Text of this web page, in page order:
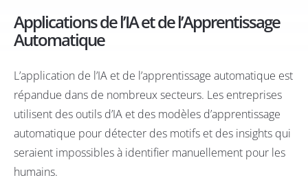
Applications de l’IA et de l’Apprentissage
Automatique
L’application de l’IA et de l’apprentissage automatique est
répandue dans de nombreux secteurs. Les entreprises
utilisent des outils d’IA et des modèles d’apprentissage
automatique pour détecter des motifs et des insights qui
seraient impossibles à identifier manuellement pour les
humains.